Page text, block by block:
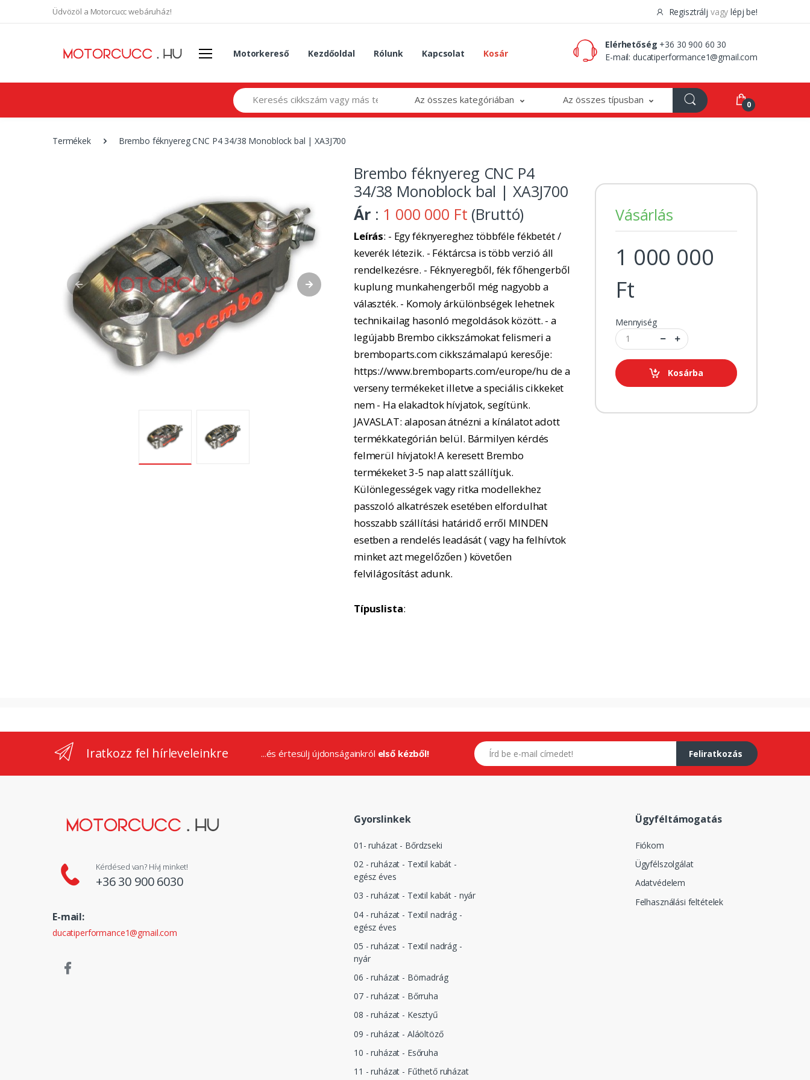
Üdvözöl a Motorcucc webáruház! Regisztrálj vagy lépj be!
Motorkereső Kezdőoldal Rólunk Kapcsolat Kosár
Elérhetőség +36 30 900 60 30
E-mail:ducatiperformance1@gmail.com
Search Az összes kategóriában Az összes típusban 0
Termékek Brembo féknyereg CNC P4 34/38 Monoblock bal | XA3J700
Brembo féknyereg CNC P4
34/38 Monoblock bal | XA3J700
Ár : 1 000 000 Ft (Bruttó)
Leírás: - Egy féknyereghez többféle fékbetét /
keverék létezik. - Féktárcsa is több verzió áll
rendelkezésre. - Féknyeregből, fék főhengerből
kuplung munkahengerből még nagyobb a
választék. - Komoly árkülönbségek lehetnek
technikailag hasonló megoldások között. - a
legújabb Brembo cikkszámokat felismeri a
bremboparts.com cikkszámalapú keresője:
https://www.bremboparts.com/europe/hu de a
verseny termékeket illetve a speciális cikkeket
nem - Ha elakadtok hívjatok, segítünk.
JAVASLAT: alaposan átnézni a kínálatot adott
termékkategórián belül. Bármilyen kérdés
felmerül hívjatok! A keresett Brembo
termékeket 3-5 nap alatt szállítjuk.
Különlegességek vagy ritka modellekhez
passzoló alkatrészek esetében elfordulhat
hosszabb szállítási határidő erről MINDEN
esetben a rendelés leadását ( vagy ha felhívtok
minket azt megelőzően ) követően
felvilágosítást adunk.
Típuslista:
Vásárlás
1 000 000
Ft
Mennyiség
Kosárba
Iratkozz fel hírleveleinkre ...és értesülj újdonságainkról első kézből!
E-mail címed
Feliratkozás
Kérdésed van? Hívj minket!
+36 30 900 6030
E-mail:
ducatiperformance1@gmail.com
Gyorslinkek
01- ruházat - Bőrdzseki
02 - ruházat - Textil kabát -
egész éves
03 - ruházat - Textil kabát - nyár
04 - ruházat - Textil nadrág -
egész éves
05 - ruházat - Textil nadrág -
nyár
06 - ruházat - Börnadrág
07 - ruházat - Bőrruha
08 - ruházat - Kesztyű
09 - ruházat - Aláöltöző
10 - ruházat - Esőruha
11 - ruházat - Fűthető ruházat
Ügyféltámogatás
Fiókom
Ügyfélszolgálat
Adatvédelem
Felhasználási feltételek